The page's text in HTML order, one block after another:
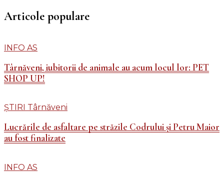
Articole populare
INFO AS
Târnăveni, iubitorii de animale au acum locul lor: PET
SHOP UP!
ȘTIRI Târnăveni
Lucrările de asfaltare pe străzile Codrului și Petru Maior
au fost finalizate
INFO AS